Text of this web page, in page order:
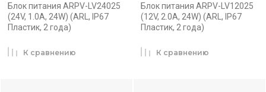
Блок питания ARPV-LV24025
(24V, 1.0A, 24W) (ARL, IP67
Пластик, 2 года)
К сравнению
Блок питания ARPV-LV12025
(12V, 2.0A, 24W) (ARL, IP67
Пластик, 2 года)
К сравнению